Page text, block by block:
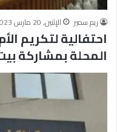
ريم سمير
الإثنين, 20 مارس 2023
احتفالية لتكريم
المحلة بمشاركة